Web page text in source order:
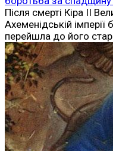
Після смерті Кіра II
Ахеменідській імперії
перейшла до його